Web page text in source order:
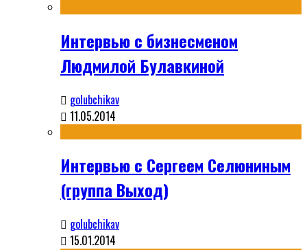
Интервью с бизнесменом
Людмилой Булавкиной
golubchikav
11.05.2014
Интервью с Сергеем Селюниным
(группа Выход)
golubchikav
15.01.2014